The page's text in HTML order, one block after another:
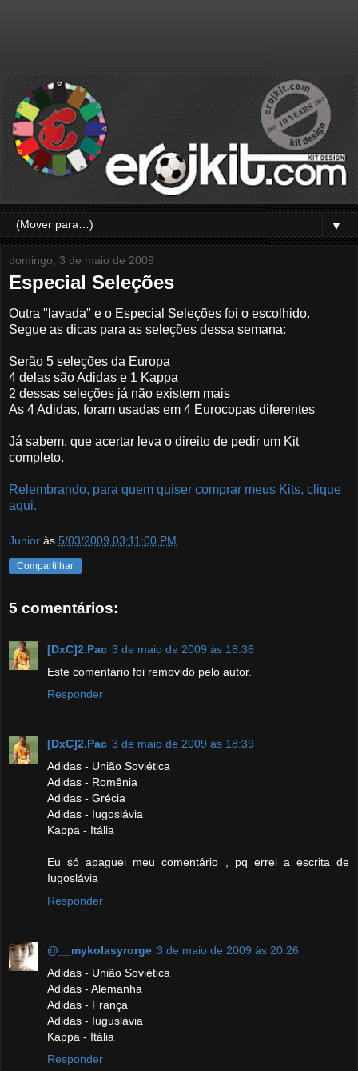
▼
domingo, 3 de maio de 2009
Especial Seleções
Outra "lavada" e o Especial Seleções foi o escolhido.
Segue as dicas para as seleções dessa semana:
Serão 5 seleções da Europa
4 delas são Adidas e 1 Kappa
2 dessas seleções já não existem mais
As 4 Adidas, foram usadas em 4 Eurocopas diferentes
Já sabem, que acertar leva o direito de pedir um Kit
completo.
Relembrando, para quem quiser comprar meus Kits, clique
aqui.
Junior às 5/03/2009 03:11:00 PM
Compartilhar
5 comentários:
[DxC]2.Pac 3 de maio de 2009 às 18:36
Este comentário foi removido pelo autor.
Responder
[DxC]2.Pac 3 de maio de 2009 às 18:39
Adidas - União Soviética
Adidas - Romênia
Adidas - Grécia
Adidas - Iugoslávia
Kappa - Itália
Eu só apaguei meu comentário , pq errei a escrita de
Iugoslávia
Responder
@__mykolasyrorge 3 de maio de 2009 às 20:26
Adidas - União Soviética
Adidas - Alemanha
Adidas - França
Adidas - Iuguslávia
Kappa - Itália
Responder